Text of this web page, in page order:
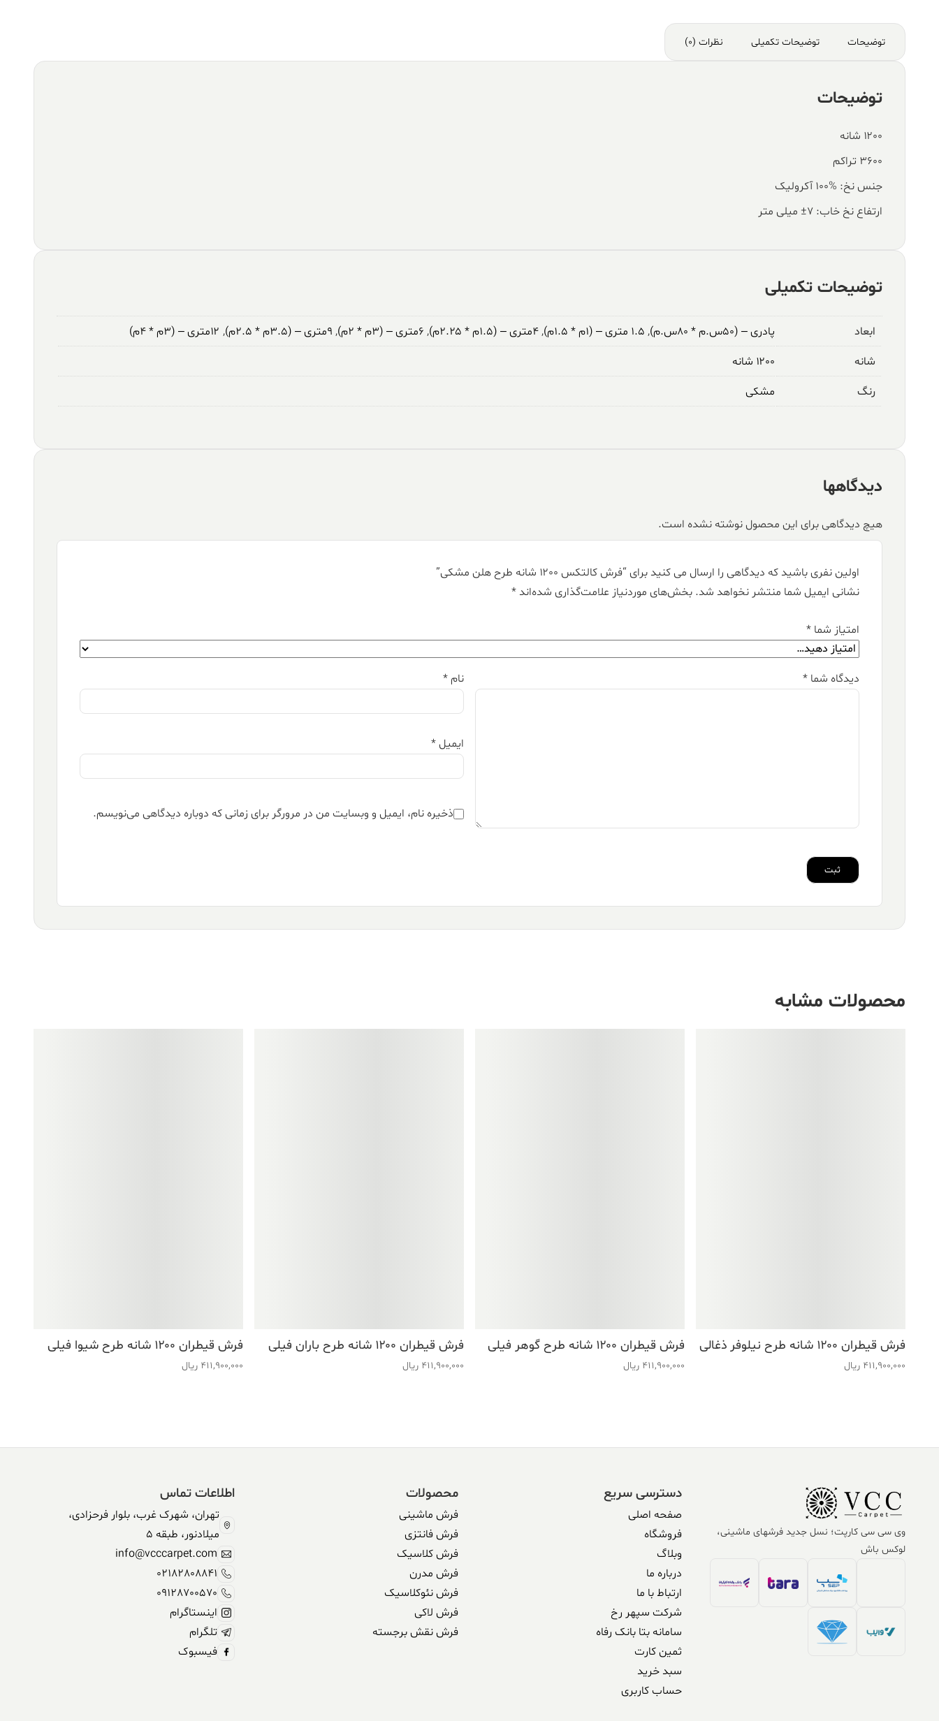
توضیحات توضیحات تکمیلی نظرات (0)
توضیحات
۱۲۰۰ شانه
۳۶۰۰ تراکم
جنس نخ: %100 آکرولیک
ارتفاع نخ خاب: ۷± میلی متر
توضیحات تکمیلی
ابعاد پادری – (۵۰س.م * ۸۰س.م) , ۱.۵ متری – (۱م * ۱.۵م) ,۴متری – (۱.۵م * ۲.۲۵م) , ۶متری – (۳م * ۲م) , ۹متری – (۳.۵م * ۲.۵م) , ۱۲متری – (۳م * ۴م)
شانه
۱۲۰۰ شانه
رنگ
مشکی
دیدگاهها
هیچ دیدگاهی برای این محصول نوشته نشده است.
اولین نفری باشید که دیدگاهی را ارسال می کنید برای “فرش کالتکس ۱۲۰۰ شانه طرح هلن مشکی”
نشانی ایمیل شما منتشر نخواهد شد. بخش‌های موردنیاز علامت‌گذاری شده‌اند *
امتیاز شما *
دیدگاه شما * نام *
ایمیل *
ذخیره نام، ایمیل و وبسایت من در مرورگر برای زمانی که دوباره دیدگاهی می‌نویسم.
محصولات مشابه
فرش قیطران ۱۲۰۰ شانه طرح نیلوفر ذغالی
411,900,000 ریال
فرش قیطران ۱۲۰۰ شانه طرح گوهر فیلی
411,900,000 ریال
فرش قیطران ۱۲۰۰ شانه طرح باران فیلی
411,900,000 ریال
فرش قیطران ۱۲۰۰ شانه طرح شیوا فیلی
411,900,000 ریال
وی سی سی کارپت؛ نسل جدید فرشهای ماشینی،
لوکس باش
دسترسی سریع
صفحه اصلی
فروشگاه
وبلاگ
درباره ما
ارتباط با ما
شرکت سپهر رخ
سامانه بتا بانک رفاه
ثمین کارت
سبد خرید
حساب کاربری
محصولات
فرش ماشینی
فرش فانتزی
فرش کلاسیک
فرش مدرن
فرش نئوکلاسیک
فرش لاکی
فرش نقش برجسته
اطلاعات تماس
تهران، شهرک غرب، بلوار فرحزادی،
میلادنور، طبقه 5
info@vcccarpet.com
02182808841
09128700570
اینستاگرام
تلگرام
فیسبوک